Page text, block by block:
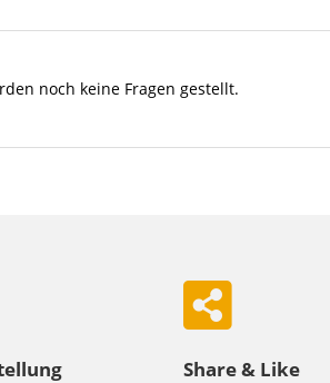
noch keine Fragen gestellt.
Share & Like